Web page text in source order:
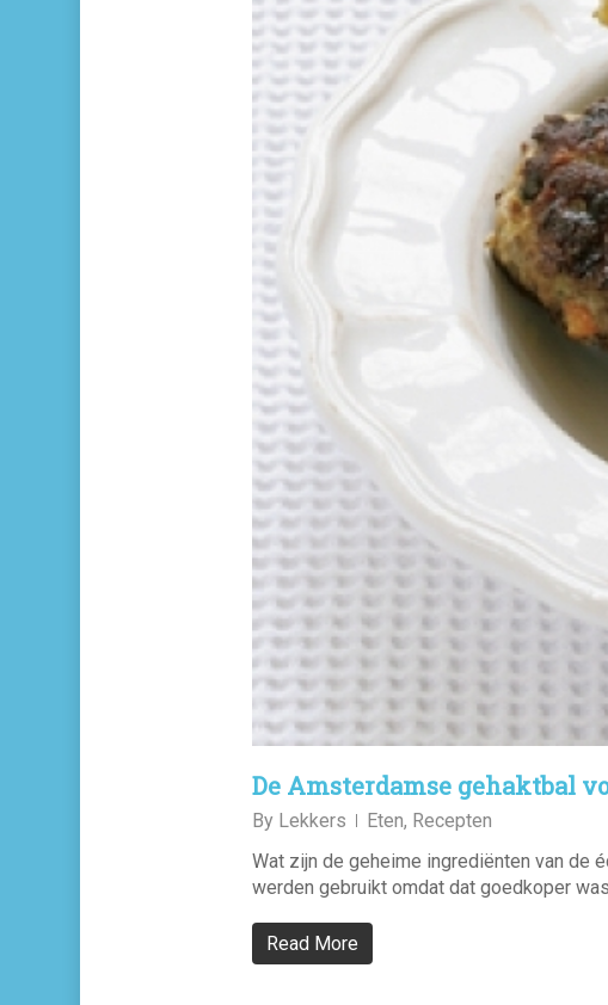
De Amsterdamse gehaktbal
By Lekkers Eten, Recepten
Wat zijn de geheime ingrediënten van de
werden gebruikt omdat dat goedkoper
Read More